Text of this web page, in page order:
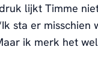
lijkt Timme
sta er misschien
ik merk het